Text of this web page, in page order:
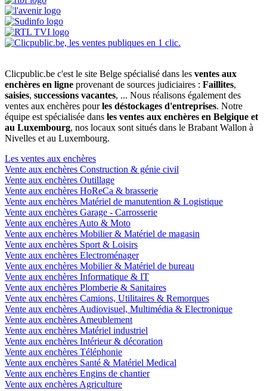
Clicpublic.be c'est le site Belge spécialisé dans les ventes aux
enchères en ligne provenant de sources judiciaires : Faillites,
saisies, successions vacantes, ... Nous réalisons également des
ventes aux enchères pourles déstockages d'entreprises. Notre
équipe est spécialisée dans les ventes aux enchères en Belgique et
au Luxembourg, nos locaux sont situés dans le Brabant Wallon à
Nivelles et au Luxembourg.
Les ventes aux enchères
Vente aux enchères Construction & génie civil
Vente aux enchères Outillage
Vente aux enchères HoReCa & brasserie
Vente aux enchères Matériel de manutention & Logistique
Vente aux enchères Garage - Carrosserie
Vente aux enchères Auto & Moto
Vente aux enchères Mobilier & Matériel de magasin
Vente aux enchères Sport & Loisirs
Vente aux enchères Electroménager
Vente aux enchères Mobilier & Matériel de bureau
Vente aux enchères Informatique & IT
Vente aux enchères Plomberie & Sanitaires
Vente aux enchères Camions, Utilitaires & Remorques
Vente aux enchères Audiovisuel, Multimédia & Electronique
Vente aux enchères Ameublement
Vente aux enchères Matériel industriel
Vente aux enchères Intérieur & décoration
Vente aux enchères Téléphonie
Vente aux enchères Santé & Matériel Medical
Vente aux enchères Engins de chantier
Vente aux enchères Agriculture